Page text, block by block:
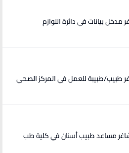
بيانات في دائرة اللوازم
طبيب/طبيبة للعمل في المركز الصحي
شاغر مساعد طبيب أسنان في كلية طب